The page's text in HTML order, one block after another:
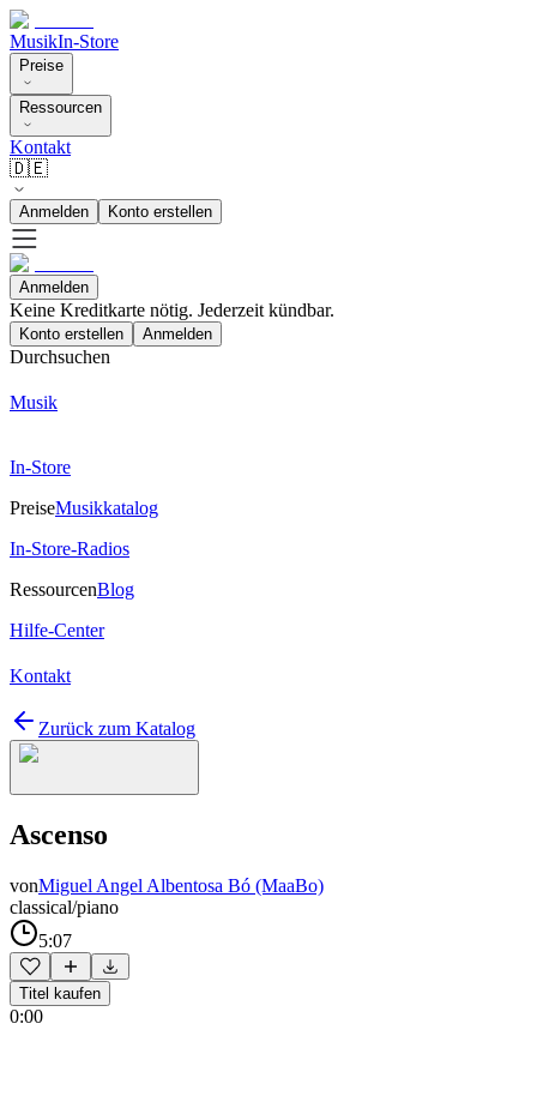
MusikIn-Store
Preise
Ressourcen
Kontakt
🇩🇪
Anmelden Konto erstellen
Anmelden
Keine Kreditkarte nötig. Jederzeit kündbar.
Konto erstellen Anmelden
Durchsuchen
Musik
In-Store
PreiseMusikkatalog
In-Store-Radios
RessourcenBlog
Hilfe-Center
Kontakt
Zurück zum Katalog
Ascenso
vonMiguel Angel Albentosa Bó (MaaBo)
classical/piano
5:07
Titel kaufen
0:00